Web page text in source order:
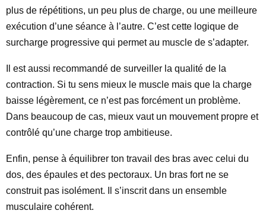
plus de répétitions, un peu plus de charge, ou une meilleure
exécution d’une séance à l’autre. C’est cette logique de
surcharge progressive qui permet au muscle de s’adapter.
Il est aussi recommandé de surveiller la qualité de la
contraction. Si tu sens mieux le muscle mais que la charge
baisse légèrement, ce n’est pas forcément un problème.
Dans beaucoup de cas, mieux vaut un mouvement propre et
contrôlé qu’une charge trop ambitieuse.
Enfin, pense à équilibrer ton travail des bras avec celui du
dos, des épaules et des pectoraux. Un bras fort ne se
construit pas isolément. Il s’inscrit dans un ensemble
musculaire cohérent.